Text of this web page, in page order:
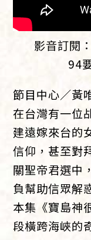
影音訂閱：
94
節目中心／黃
在台灣有一位
建遠嫁來台的
信仰，甚至對
關聖帝君選中
負幫助信眾解
本集《寶島神
段橫跨海峽的